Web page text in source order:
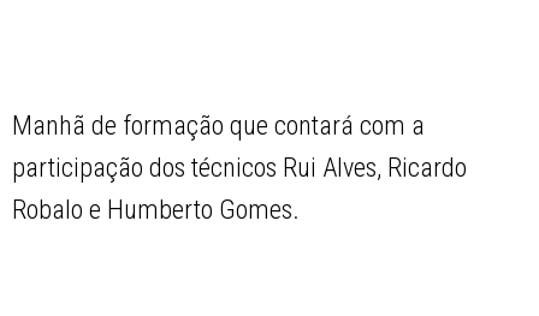
Manhã de formação que contará com a
participação dos técnicos Rui Alves, Ricardo
Robalo e Humberto Gomes.